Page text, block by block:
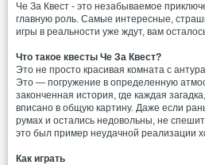
Че За Квест - это незабываемое
главную роль. Самые интересные,
игры в реальности уже ждут, вам
Что такое квесты Че За Квест?
Это не просто красивая комната с
Это — погружение в определенную
законченная история, где каждая
вписано в общую картину. Даже если
румах и остались недовольны, не
это был пример неудачной реализации
Как играть